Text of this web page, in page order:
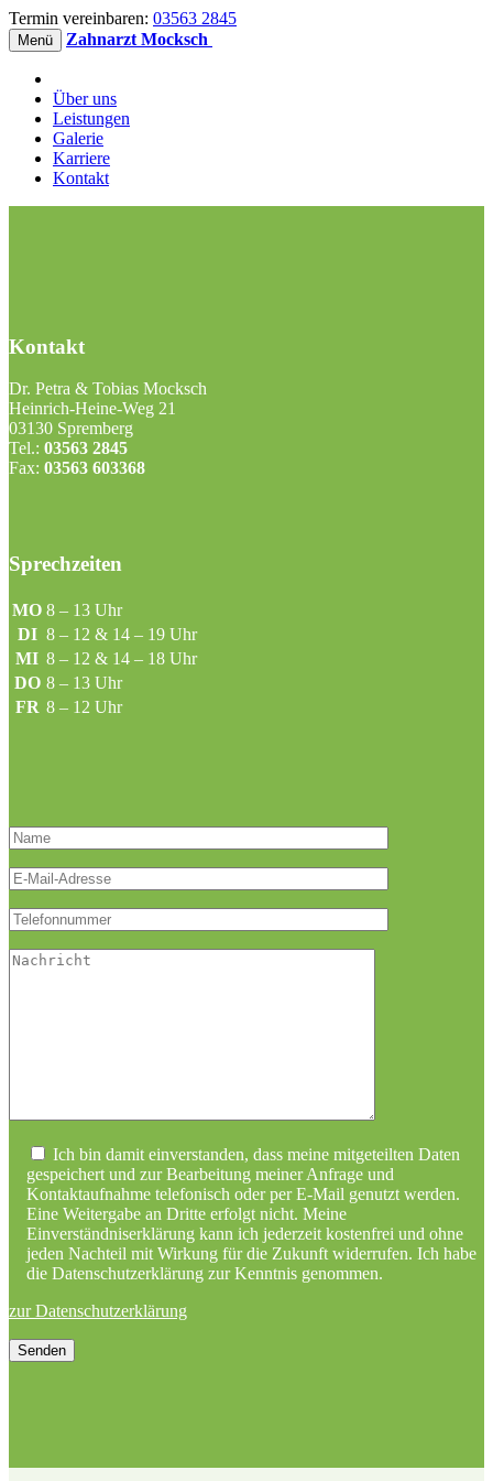
Termin vereinbaren: 03563 2845
Menü Zahnarzt Mocksch
Über uns
Leistungen
Galerie
Karriere
Kontakt
Kontakt
Dr. Petra & Tobias Mocksch
Heinrich-Heine-Weg 21
03130 Spremberg
Tel.: 03563 2845
Fax: 03563 603368
Sprechzeiten
MO 8 – 13 Uhr
DI 8 – 12 & 14 – 19 Uhr
MI 8 – 12 & 14 – 18 Uhr
DO 8 – 13 Uhr
FR 8 – 12 Uhr
Bitte lasse
Ich bin damit einverstanden, dass meine mitgeteilten Daten
gespeichert und zur Bearbeitung meiner Anfrage und
Kontaktaufnahme telefonisch oder per E-Mail genutzt werden.
Eine Weitergabe an Dritte erfolgt nicht. Meine
Einverständniserklärung kann ich jederzeit kostenfrei und ohne
jeden Nachteil mit Wirkung für die Zukunft widerrufen. Ich habe
die Datenschutzerklärung zur Kenntnis genommen.
zur Datenschutzerklärung